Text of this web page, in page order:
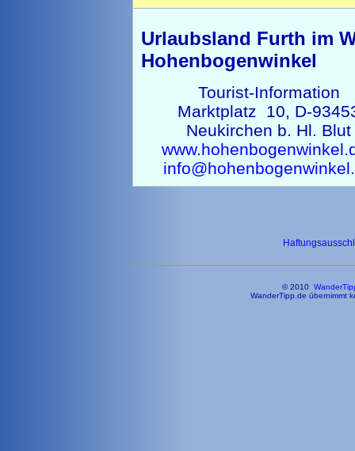
Urlaubsland Furth im
Hohenbogenwinkel
Tourist-Information
Marktplatz 10, D-
Neukirchen b. Hl. Blut
© 2010
WanderTipp.de übernimmt